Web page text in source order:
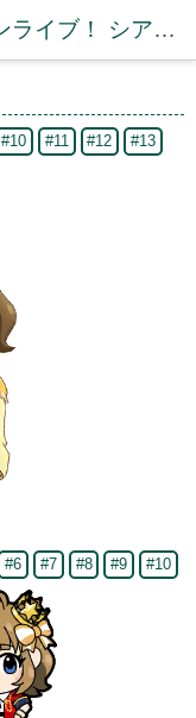
アイドルマスター ミリオンライブ！ シアターデイズDB【ミリシタDB】
#10 #11 #12
#13
#6 #7 #8 #9 #10